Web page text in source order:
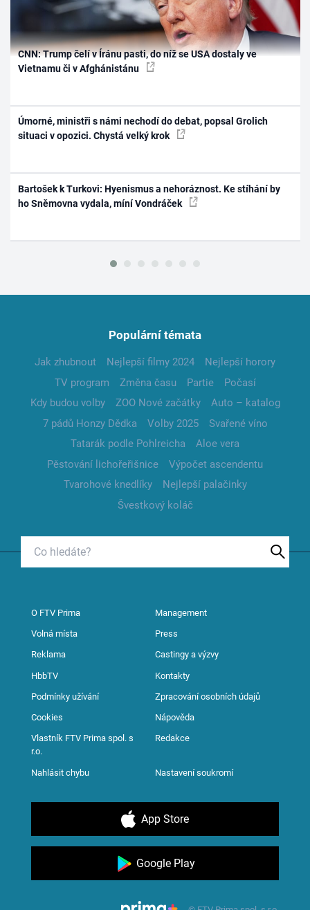
CNN: Trump čelí v Íránu pasti, do níž se USA dostaly ve
Vietnamu či v Afghánistánu
Úmorné, ministři s námi nechodí do debat, popsal Grolich
situaci v opozici. Chystá velký krok
Bartošek k Turkovi: Hyenismus a nehoráznost. Ke stíhání by
ho Sněmovna vydala, míní Vondráček
Populární témata
Jak zhubnout Nejlepší filmy 2024
Nejlepší horory
TV program
Změna času Partie
Počasí
Kdy budou volby
ZOO Nové začátky
Auto – katalog
7 pádů Honzy Dědka
Volby 2025
Svařené víno
Tatarák podle Pohlreicha
Aloe vera
Pěstování lichořeřišnice
Výpočet ascendentu
Tvarohové knedlíky
Nejlepší palačinky
Švestkový koláč
O FTV Prima Management
Volná místa Press
Reklama Castingy a výzvy
HbbTV Kontakty
Podmínky užívání Zpracování osobních údajů
Cookies Nápověda
Vlastník FTV Prima spol. s
r.o.
Redakce
Nahlásit chybu Nastavení soukromí
App Store
Google Play